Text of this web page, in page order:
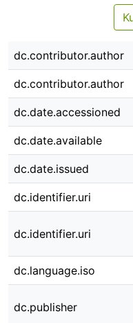
Zurück zur Startseite
dc.contributor.author
dc.contributor.author
dc.date.accessioned
dc.date.available
dc.date.issued
dc.identifier.uri
dc.identifier.uri
dc.language.iso
dc.publisher